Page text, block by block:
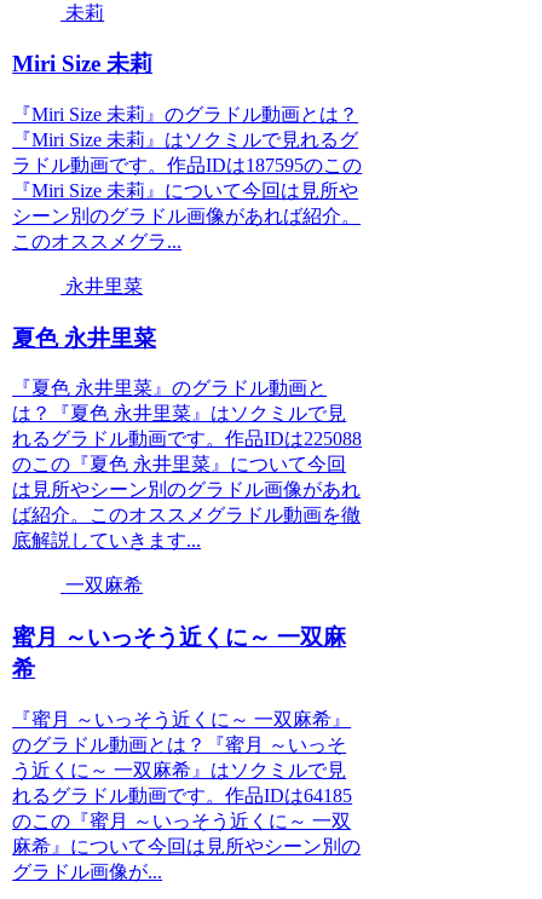
未莉
Miri Size 未莉
『Miri Size 未莉』のグラドル動画とは？
『Miri Size 未莉』はソクミルで見れるグ
ラドル動画です。作品IDは187595のこの
『Miri Size 未莉』について今回は見所や
シーン別のグラドル画像があれば紹介。
このオススメグラ...
永井里菜
夏色 永井里菜
『夏色 永井里菜』のグラドル動画と
は？『夏色 永井里菜』はソクミルで見
れるグラドル動画です。作品IDは225088
のこの『夏色 永井里菜』について今回
は見所やシーン別のグラドル画像があれ
ば紹介。このオススメグラドル動画を徹
底解説していきます...
一双麻希
蜜月 ～いっそう近くに～ 一双麻
希
『蜜月 ～いっそう近くに～ 一双麻希』
のグラドル動画とは？『蜜月 ～いっそ
う近くに～ 一双麻希』はソクミルで見
れるグラドル動画です。作品IDは64185
のこの『蜜月 ～いっそう近くに～ 一双
麻希』について今回は見所やシーン別の
グラドル画像が...